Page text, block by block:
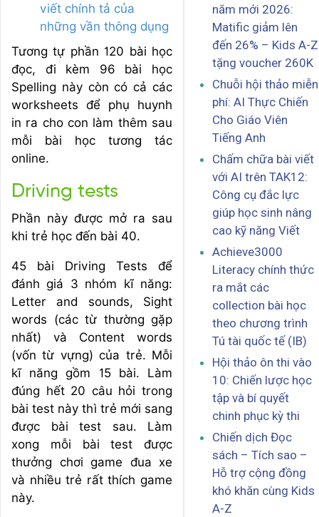
viết chính tả của
những vần thông dụng
Tương tự phần 120 bài học
đọc, đi kèm 96 bài học
Spelling này còn có cả các
worksheets để phụ huynh
in ra cho con làm thêm sau
mỗi bài học tương tác
online.
Driving tests
Phần này được mở ra sau
khi trẻ học đến bài 40.
45 bài Driving Tests để
đánh giá 3 nhóm kĩ năng:
Letter and sounds, Sight
words (các từ thường gặp
nhất) và Content words
(vốn từ vựng) của trẻ. Mỗi
kĩ năng gồm 15 bài. Làm
đúng hết 20 câu hỏi trong
bài test này thì trẻ mới sang
được bài test sau. Làm
xong mỗi bài test được
thưởng chơi game đua xe
và nhiều trẻ rất thích game
này.
năm mới 2026:
Matific giảm lên
đến 26% – Kids A-Z
tặng voucher 260K
Chuỗi hội thảo miễn
phí: AI Thực Chiến
Cho Giáo Viên
Tiếng Anh
Chấm chữa bài viết
với AI trên TAK12:
Công cụ đắc lực
giúp học sinh nâng
cao kỹ năng Viết
Achieve3000
Literacy chính thức
ra mắt các
collection bài học
theo chương trình
Tú tài quốc tế (IB)
Hội thảo ôn thi vào
10: Chiến lược học
tập và bí quyết
chinh phục kỳ thi
Chiến dịch Đọc
sách – Tích sao –
Hỗ trợ cộng đồng
khó khăn cùng Kids
A-Z